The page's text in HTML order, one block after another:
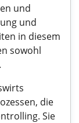
und
und
in diesem
sowohl
die
Sie